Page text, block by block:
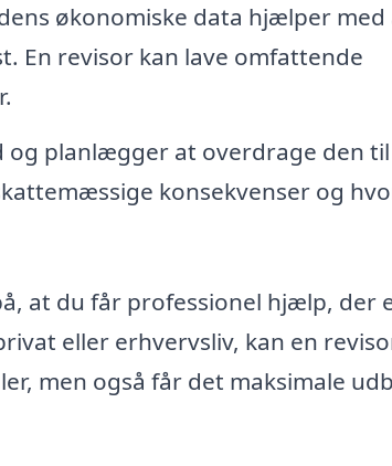
økonomiske data hjælper med
En revisor kan lave omfattende
og planlægger at overdrage den til
konsekvenser og
at du får professionel hjælp, der
eller erhvervsliv, kan en
men også får det maksimale